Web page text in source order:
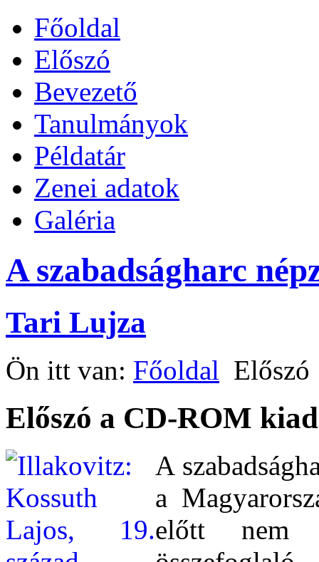
Főoldal
Előszó
Bevezető
Tanulmányok
Példatár
Zenei adatok
Galéria
A szabadságharc
Tari Lujza
Ön itt van: Főoldal Előszó
Előszó a CD-ROM
A
a
előtt nem